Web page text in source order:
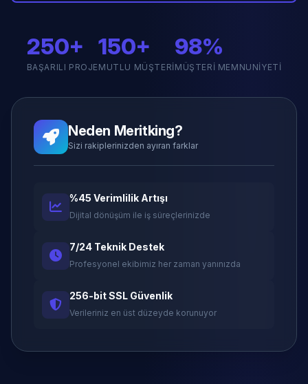
250+
BAŞARILI PROJE
150+
MUTLU MÜŞTERI
98%
MÜŞTERI MEMNUNIYETI
Neden Meritking?
Sizi rakiplerinizden ayıran farklar
%45 Verimlilik Artışı
Dijital dönüşüm ile iş süreçlerinizde
7/24 Teknik Destek
Profesyonel ekibimiz her zaman yanınızda
256-bit SSL Güvenlik
Verileriniz en üst düzeyde korunuyor